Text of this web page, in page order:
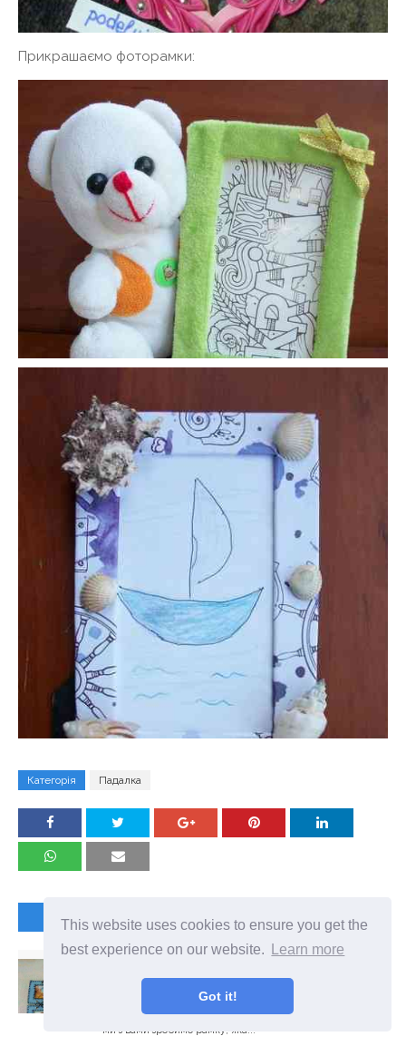
This website uses cookies to ensure you get the
best experience on our website.
Learn more
Got it!
Прикрашаємо фоторамки:
Категорія Падалка
НАСТУПНА СТАТТЯ
ПОКРОКОВИЙ МАЙСТЕР-КЛАС СТВОРЕННЯ
РАМКИ ДЛЯ ФОТОГРАФІЙ З ФЕТРУ
Ще один майстер-клас нашого улюбленого автора
створювати дивовижні і красиві речі (приклади). Сьогодні
ми з вами зробимо рамку, яка...